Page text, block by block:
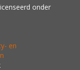
onder
en